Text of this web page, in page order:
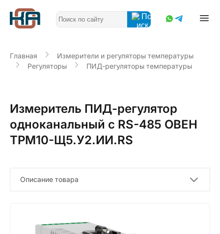
Главная
Измерители и регуляторы температуры
Регуляторы
ПИД-регуляторы температуры
Измеритель ПИД-регулятор
одноканальный с RS-485 ОВЕН
ТРМ10-Щ5.У2.ИИ.RS
Описание товара